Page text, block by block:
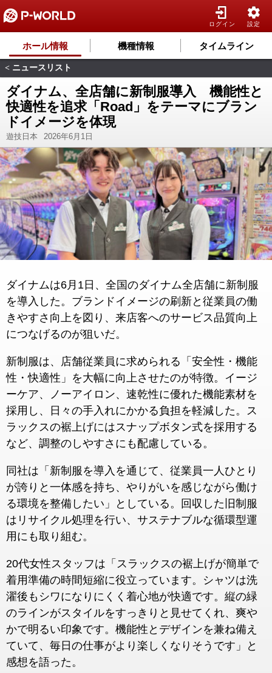
ログイン 設定
ホール情報 機種情報 タイムライン
< ニュースリスト
ダイナム、全店舗に新制服導入 機能性と
快適性を追求「Road」をテーマにブラン
ドイメージを体現
遊技日本 2026年6月1日
ダイナムは6月1日、全国のダイナム全店舗に新制服
を導入した。ブランドイメージの刷新と従業員の働
きやすさ向上を図り、来店客へのサービス品質向上
につなげるのが狙いだ。
新制服は、店舗従業員に求められる「安全性・機能
性・快適性」を大幅に向上させたのが特徴。イージ
ーケア、ノーアイロン、速乾性に優れた機能素材を
採用し、日々の手入れにかかる負担を軽減した。ス
ラックスの裾上げにはスナップボタン式を採用する
など、調整のしやすさにも配慮している。
同社は「新制服を導入を通じて、従業員一人ひとり
が誇りと一体感を持ち、やりがいを感じながら働け
る環境を整備したい」としている。回収した旧制服
はリサイクル処理を行い、サステナブルな循環型運
用にも取り組む。
20代女性スタッフは「スラックスの裾上げが簡単で
着用準備の時間短縮に役立っています。シャツは洗
濯後もシワになりにくく着心地が快適です。縦の緑
のラインがスタイルをすっきりと見せてくれ、爽や
かで明るい印象です。機能性とデザインを兼ね備え
ていて、毎日の仕事がより楽しくなりそうです」と
感想を語った。